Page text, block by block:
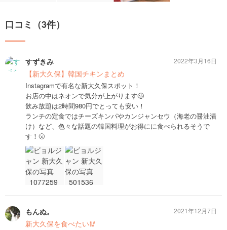
口コミ（3件）
すずきみ
【新大久保】韓国チキンまとめ
Instagramで有名な新大久保スポット！
お店の中はネオンで気分が上がります🥴
飲み放題は2時間980円でとっても安い！
ランチの定食ではチーズキンパやカンジャンセウ（海老の醤油漬
け）など、色々な話題の韓国料理がお得にに食べられるそうで
す！🌝
2022年3月16日
もんぬ。
新大久保を食べたい🥢
2021年12月7日